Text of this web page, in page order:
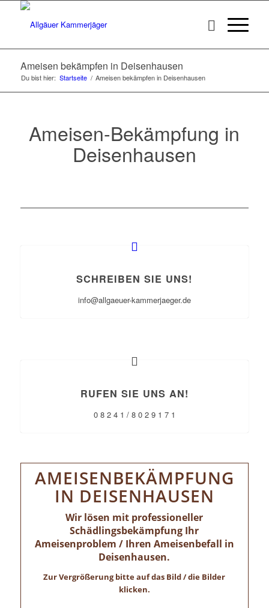
Ameisen bekämpfen in Deisenhausen
Du bist hier: Startseite / Ameisen bekämpfen in Deisenhausen
Ameisen-Bekämpfung in
Deisenhausen
SCHREIBEN SIE UNS!
info@allgaeuer-kammerjaeger.de
RUFEN SIE UNS AN!
0 8 2 4 1 / 8 0 2 9 1 7 1
AMEISENBEKÄMPFUNG
IN DEISENHAUSEN
Wir lösen mit professioneller
Schädlingsbekämpfung Ihr
Ameisenproblem / Ihren Ameisenbefall in
Deisenhausen.
Zur Vergrößerung bitte auf das Bild / die Bilder
klicken.